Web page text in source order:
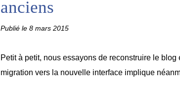
anciens
Publié le 8 mars 2015
Petit à petit, nous essayons de reconstruire le blog
migration vers la nouvelle interface implique